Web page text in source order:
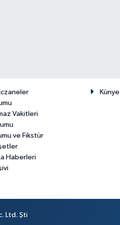
Vakitleri
ve Fikstür
Haberleri
Künye
Ltd. Şti